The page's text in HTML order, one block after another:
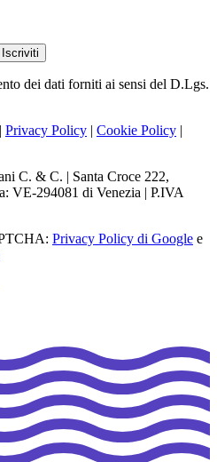
dei dati forniti ai sensi del D.Lgs.
| Privacy Policy | Cookie Policy |
C. & C. | Santa Croce 222,
VE-294081 di Venezia | P.IVA
Privacy Policy di Google e